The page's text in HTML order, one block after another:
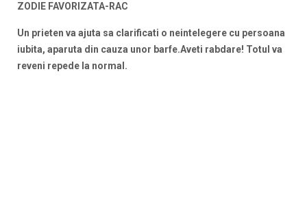
ZODIE FAVORIZATA-RAC
Un prieten va ajuta sa clarificati o neintelegere cu persoana
iubita, aparuta din cauza unor barfe.Aveti rabdare! Totul va
reveni repede la normal.